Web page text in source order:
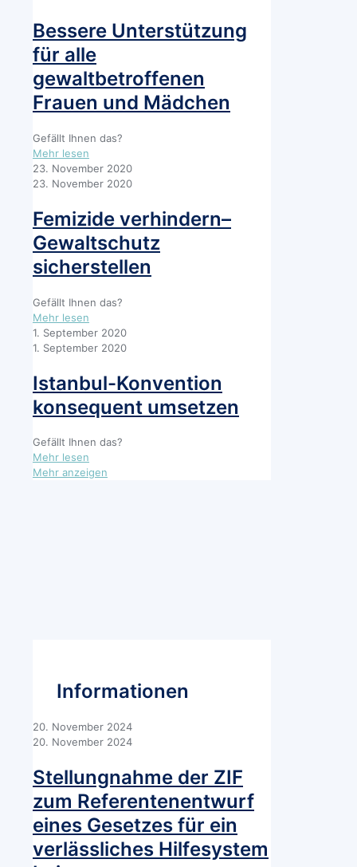
8.März
2021
Bessere Unterstützung
für alle
gewaltbetroffenen
Frauen und Mädchen
Gefällt Ihnen das?
Mehr lesen
Bessere
Unterstützung
alle
gewaltbetroffenen
Frauen
und
Mädchen
23. November 2020
23. November 2020
Femizide verhindern–
Gewaltschutz
sicherstellen
Gefällt Ihnen das?
Mehr lesen
Femizide
verhindern–
sicherstellen
1. September 2020
1. September 2020
Istanbul-Konvention
konsequent umsetzen
Gefällt Ihnen das?
Mehr lesen
Istanbul-
Mehr anzeigen
Informationen
20. November 2024
20. November 2024
Stellungnahme der ZIF
zum Referentenentwurf
eines Gesetzes für ein
verlässliches Hilfesystem